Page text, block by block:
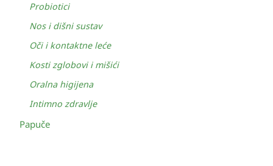
Probiotici
Nos i dišni sustav
Oči i kontaktne leće
Kosti zglobovi i mišići
Oralna higijena
Intimno zdravlje
Papuče